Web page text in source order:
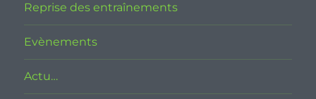
Reprise des entraînements
Evènements
Actu…